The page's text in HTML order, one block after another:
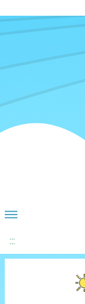
:::